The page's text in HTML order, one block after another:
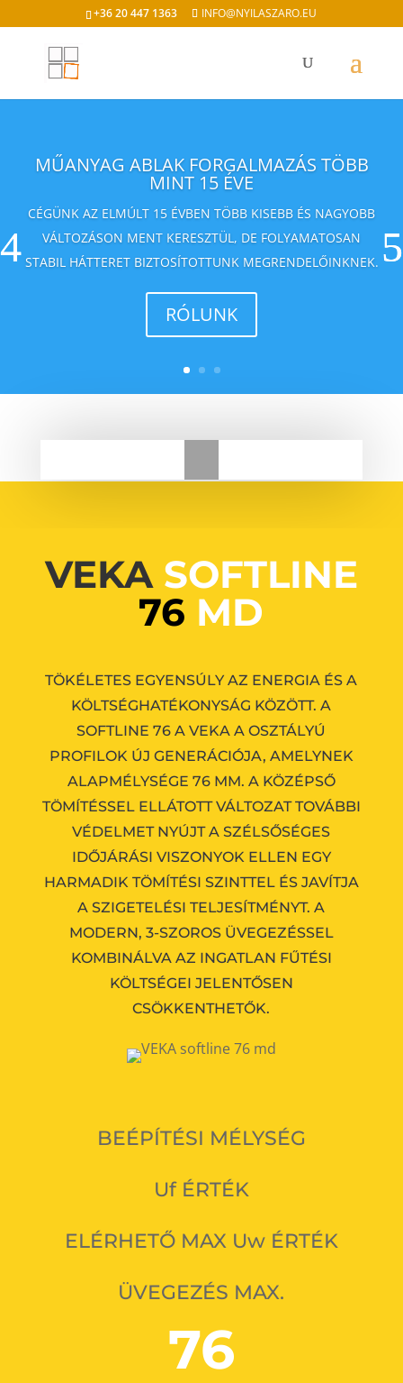
+36 20 447 1363 INFO@NYILASZARO.EU
MŰANYAG ABLAK FORGALMAZÁS TÖBB
MINT 15 ÉVE
CÉGÜNK AZ ELMÚLT 15 ÉVBEN TÖBB KISEBB ÉS NAGYOBB
VÁLTOZÁSON MENT KERESZTÜL, DE FOLYAMATOSAN
STABIL HÁTTERET BIZTOSÍTOTTUNK MEGRENDELŐINKNEK.
RÓLUNK
VEKA SOFTLINE
76 MD
TÖKÉLETES EGYENSÚLY AZ ENERGIA ÉS A
KÖLTSÉGHATÉKONYSÁG KÖZÖTT.A
SOFTLINE 76 A VEKA A OSZTÁLYÚ
PROFILOK ÚJ GENERÁCIÓJA, AMELYNEK
ALAPMÉLYSÉGE 76 MM. A KÖZÉPSŐ
TÖMÍTÉSSEL ELLÁTOTT VÁLTOZAT TOVÁBBI
VÉDELMET NYÚJT A SZÉLSŐSÉGES
IDŐJÁRÁSI VISZONYOK ELLEN EGY
HARMADIK TÖMÍTÉSI SZINTTEL ÉS JAVÍTJA
A SZIGETELÉSI TELJESÍTMÉNYT.A
MODERN, 3-SZOROS ÜVEGEZÉSSEL
KOMBINÁLVA AZ INGATLAN FŰTÉSI
KÖLTSÉGEI JELENTŐSEN
CSÖKKENTHETŐK.
BEÉPÍTÉSI MÉLYSÉG
Uf ÉRTÉK
ELÉRHETŐ MAX Uw ÉRTÉK
ÜVEGEZÉS MAX.
76